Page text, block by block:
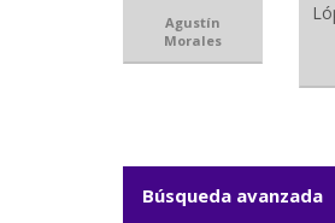
Agustín
Morales
Búsqueda avanzada